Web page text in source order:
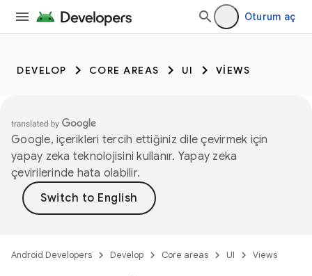
Oturum aç
DEVELOP CORE AREAS UI VIEWS
Google, içerikleri tercih ettiğiniz dile çevirmek için
yapay zeka teknolojisini kullanır. Yapay zeka
çevirilerinde hata olabilir.
Android Developers Develop Core areas UI Views